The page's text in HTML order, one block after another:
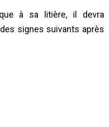
à sa litière, il devra
signes suivants après